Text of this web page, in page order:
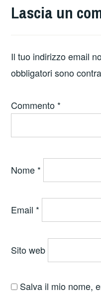
Lascia un
Il tuo indirizzo email
obbligatori sono
Commento *
Nome *
Email *
Sito web
Salva il mio nome,